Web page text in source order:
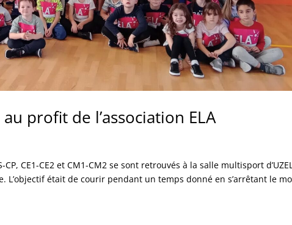
profit de l’association ELA
CE1-CE2 et CM1-CM2 se sont retrouvés à la salle multisport
L’objectif était de courir pendant un temps donné en s’arrêtant le